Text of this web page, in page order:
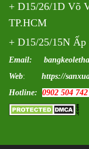
+ D15/26/1D Võ
TP.HCM
+ D15/25/15N
Email:
Web: https://
Hotline: 0902 504